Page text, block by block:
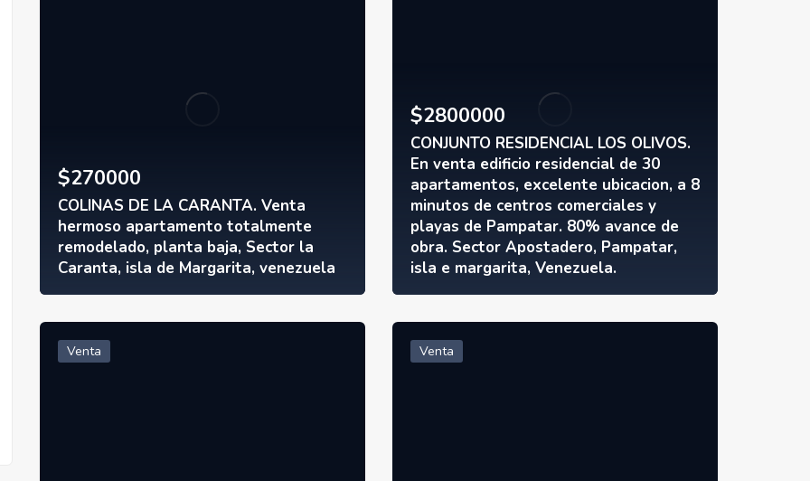
$270000
COLINAS DE LA CARANTA. Venta
hermoso apartamento totalmente
remodelado, planta baja, Sector la
Caranta, isla de Margarita, venezuela
$2800000
CONJUNTO RESIDENCIAL LOS OLIVOS.
En venta edificio residencial de 30
apartamentos, excelente ubicacion, a 8
minutos de centros comerciales y
playas de Pampatar. 80% avance de
obra. Sector Apostadero, Pampatar,
isla e margarita, Venezuela.
Venta Venta